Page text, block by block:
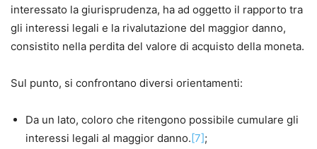
interessato la giurisprudenza, ha ad oggetto il rapporto tra
gli interessi legali e la rivalutazione del maggior danno,
consistito nella perdita del valore di acquisto della moneta.
Sul punto, si confrontano diversi orientamenti:
Da un lato, coloro che ritengono possibile cumulare gli
interessi legali al maggior danno.[7];